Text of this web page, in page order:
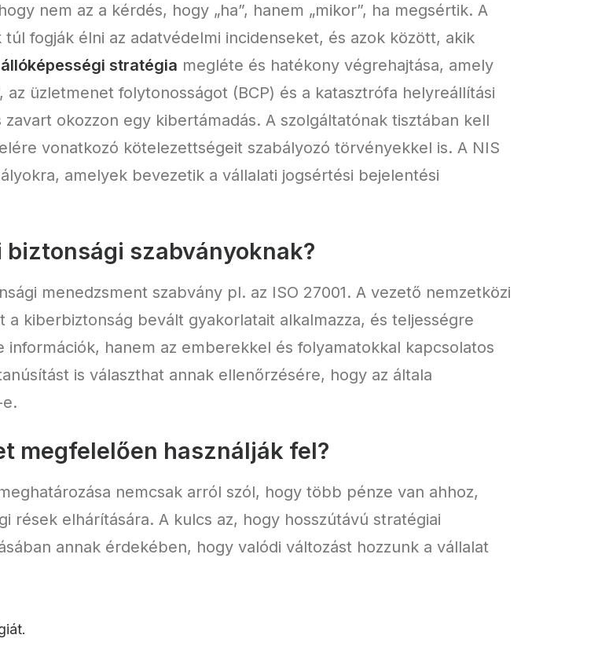
nem az a kérdés, hogy „ha”, hanem „mikor”, ha megsértik. A
fogják élni az adatvédelmi incidenseket, és azok között, akik
stratégia megléte és hatékony végrehajtása, amely
üzletmenet folytonosságot (BCP) és a katasztrófa helyreállítási
okozzon egy kibertámadás. A szolgáltatónak tisztában kell
vonatkozó kötelezettségeit szabályozó törvényekkel is. A NIS
amelyek bevezetik a vállalati jogsértési bejelentési
szabványoknak?
menedzsment szabvány pl. az ISO 27001. A vezető nemzetközi
kiberbiztonság bevált gyakorlatait alkalmazza, és teljességre
hanem az emberekkel és folyamatokkal kapcsolatos
is választhat annak ellenőrzésére, hogy az általa
megfelelően használják fel?
nemcsak arról szól, hogy több pénze van ahhoz,
rések elhárítására. A kulcs az, hogy hosszútávú stratégiai
annak érdekében, hogy valódi változást hozzunk a vállalat